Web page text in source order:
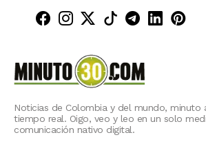
Minuto30 en Facebook
Minuto30 en
Minuto30 en X
Minuto30 en
Canal de
Noticias de Colombia y del mundo, minuto
tiempo real. Oigo, veo y leo en un solo
comunicación nativo digital.